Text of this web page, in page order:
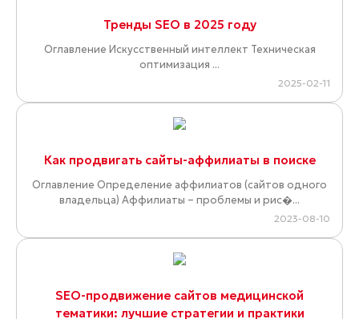
Тренды SEO в 2025 году
Оглавление Искусственный интеллект Техническая
оптимизация ...
2025-02-11
Как продвигать сайты-аффилиаты в поиске
Оглавление Определение аффилиатов (сайтов одного
владельца) Аффилиаты – проблемы и рис�...
2023-08-10
SEO-продвижение сайтов медицинской
тематики: лучшие стратегии и практики